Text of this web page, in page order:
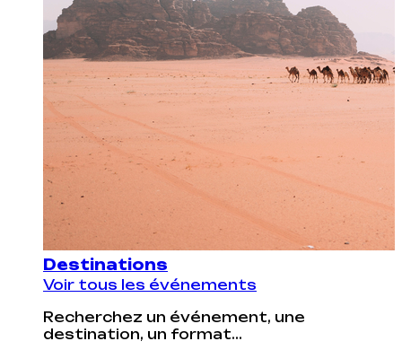
Destinations
Voir tous les événements
Recherchez un événement, une
destination, un format...